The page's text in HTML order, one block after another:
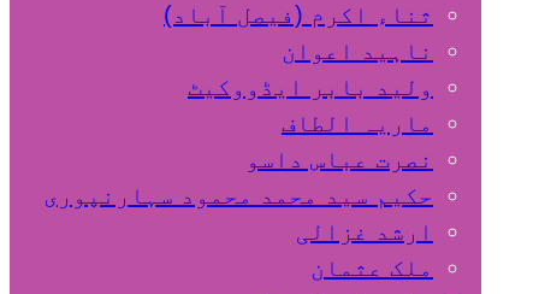
ثناء اکرم (فیصل آباد)
ناہید اعوان
ولید بابر ایڈووکیٹ
ماریہ الطاف
نصرت عباس داسو
حکیم سید محمد محمود سہارنپوری
ارشد غزالی
ملک عثمان